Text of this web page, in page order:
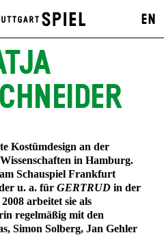
EN
Kostümdesign an der
in Hamburg.
Schauspiel Frankfurt
u. a. für GERTRUD in der
arbeitet sie als
regelmäßig mit den
Simon Solberg, Jan Gehler